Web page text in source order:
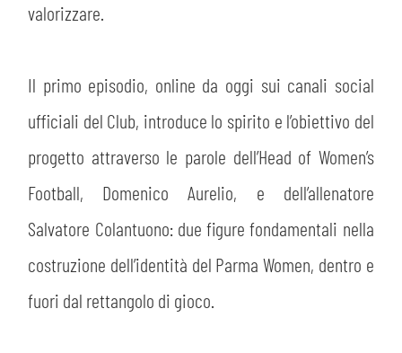
valorizzare.
Il primo episodio, online da oggi sui canali social
ufficiali del Club, introduce lo spirito e l’obiettivo del
progetto attraverso le parole dell’Head of Women’s
Football, Domenico Aurelio, e dell’allenatore
Salvatore Colantuono: due figure fondamentali nella
costruzione dell’identità del Parma Women, dentro e
fuori dal rettangolo di gioco.